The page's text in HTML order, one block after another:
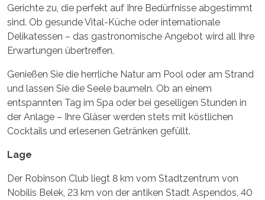
Gerichte zu, die perfekt auf Ihre Bedürfnisse abgestimmt
sind. Ob gesunde Vital-Küche oder internationale
Delikatessen – das gastronomische Angebot wird all Ihre
Erwartungen übertreffen.
Genießen Sie die herrliche Natur am Pool oder am Strand
und lassen Sie die Seele baumeln. Ob an einem
entspannten Tag im Spa oder bei geselligen Stunden in
der Anlage – Ihre Gläser werden stets mit köstlichen
Cocktails und erlesenen Getränken gefüllt.
Lage
Der Robinson Club liegt 8 km vom Stadtzentrum von
Nobilis Belek, 23 km von der antiken Stadt Aspendos, 40